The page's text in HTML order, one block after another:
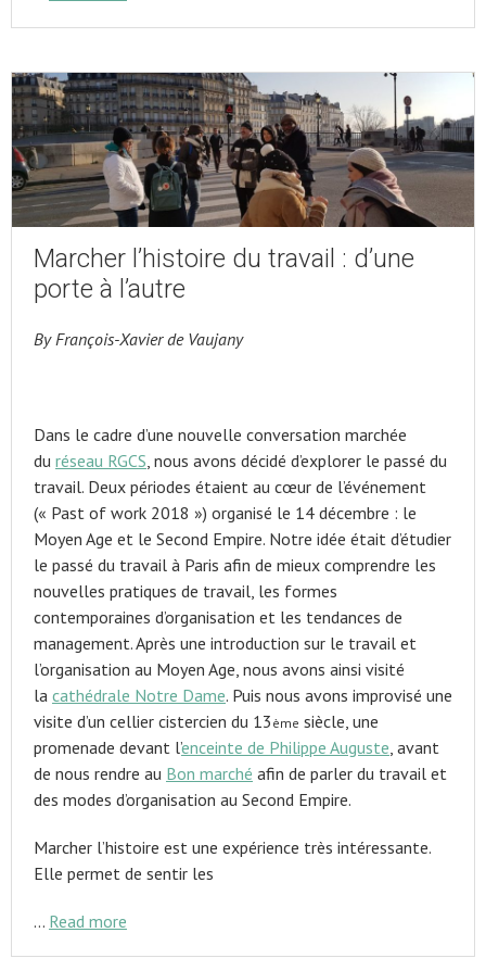
Marcher l’histoire du travail : d’une
porte à l’autre
By François-Xavier de Vaujany
Dans le cadre d’une nouvelle conversation marchée
du réseau RGCS, nous avons décidé d’explorer le passé du
travail. Deux périodes étaient au cœur de l’événement
(« Past of work 2018 ») organisé le 14 décembre : le
Moyen Age et le Second Empire. Notre idée était d’étudier
le passé du travail à Paris afin de mieux comprendre les
nouvelles pratiques de travail, les formes
contemporaines d’organisation et les tendances de
management. Après une introduction sur le travail et
l’organisation au Moyen Age, nous avons ainsi visité
la cathédrale Notre Dame. Puis nous avons improvisé une
visite d’un cellier cistercien du 13 ème siècle, une
promenade devant l’enceinte de Philippe Auguste, avant
de nous rendre au Bon marché afin de parler du travail et
des modes d’organisation au Second Empire.
Marcher l’histoire est une expérience très intéressante.
Elle permet de sentir les
… Read more